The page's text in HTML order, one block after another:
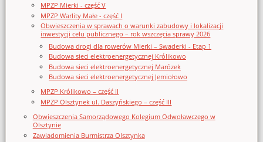
MPZP Mierki - część V
MPZP Warlity Małe - część I
Obwieszczenia w sprawach o warunki zabudowy i lokalizacji
inwestycji celu publicznego – rok wszczęcia sprawy 2026
Budowa drogi dla rowerów Mierki – Swaderki - Etap 1
Budowa sieci elektroenergetycznej Królikowo
Budowa sieci elektroenergetycznej Marózek
Budowa sieci elektroenergetycznej Jemiołowo
MPZP Królikowo – część II
MPZP Olsztynek ul. Daszyńskiego – część III
Obwieszczenia Samorządowego Kolegium Odwoławczego w
Olsztynie
Zawiadomienia Burmistrza Olsztynka